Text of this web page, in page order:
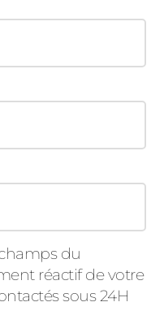
du
réactif de votre
sous 24H